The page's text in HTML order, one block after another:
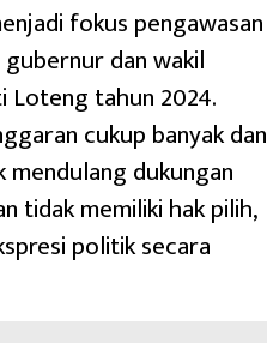
fokus pengawasan
dan wakil
Loteng tahun 2024.
cukup banyak dan
dukungan
tidak memiliki hak pilih,
politik secara